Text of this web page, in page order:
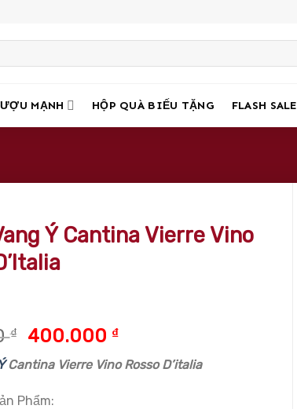
MẠNH HỘP QUÀ BIẾU TẶNG FLASH SALE
Ý Cantina Vierre Vino
₫
Giá
gốc
là:
450.000 ₫.
400.000 ₫Giá
hiện
tại
Cantina Vierre Vino Rosso D’italia
Phẩm: